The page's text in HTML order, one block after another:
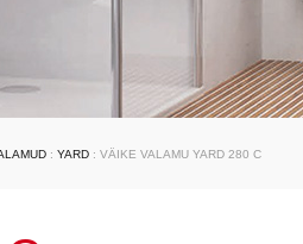
: YARD : VÄIKE VALAMU YARD 280 C